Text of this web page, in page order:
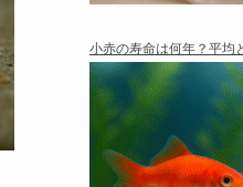
小赤の寿命は何年？平均